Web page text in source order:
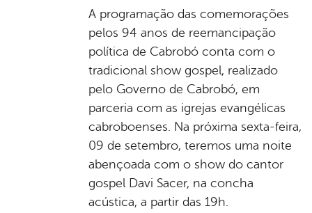
A programação das comemorações
pelos 94 anos de reemancipação
política de Cabrobó conta com o
tradicional show gospel, realizado
pelo Governo de Cabrobó, em
parceria com as igrejas evangélicas
cabroboenses. Na próxima sexta-feira,
09 de setembro, teremos uma noite
abençoada com o show do cantor
gospel Davi Sacer, na concha
acústica, a partir das 19h.